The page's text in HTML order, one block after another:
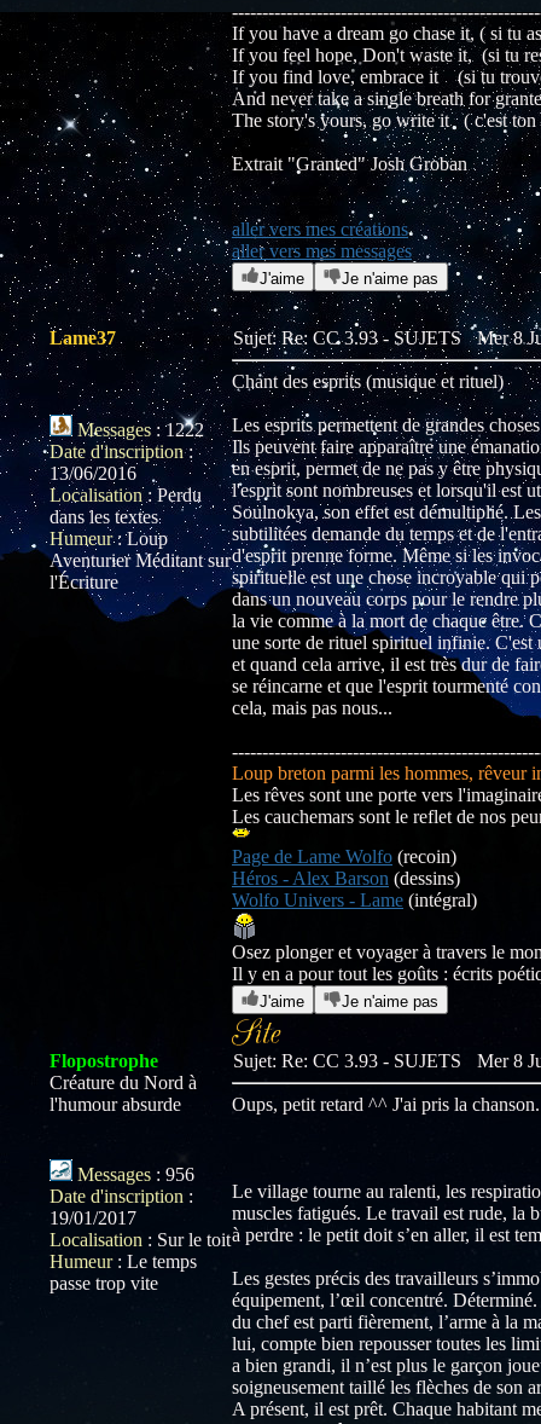
If you have a dream go chase it, ( si tu
If you feel hope, Don't waste it, (si tu
If you find love, embrace it (si tu
And never take a single breath for
The story's yours, go write it ( c'est ton
Extrait "Granted" Josh Groban
aller vers mes créations
aller vers mes messages
J'aime Je n'aime pas
Lame37
Messages : 1222
Date d'inscription:
13/06/2016
Localisation: Perdu
dans les textes
Humeur:Loup
Aventurier Méditant sur
l'Écriture
Sujet: Re: CC 3.93 - SUJETSMer 8
Chant des esprits (musique et rituel)
Les esprits permettent de grandes
Ils peuvent faire apparaître une
en esprit, permet de ne pas y être
l'esprit sont nombreuses et lorsqu'il est
Soulnokya, son effet est démultiplié.
subtilitées demande du temps et de
d'esprit prenne forme. Même si les
spirituelle est une chose incroyable qui
dans un nouveau corps pour le rendre
la vie comme à la mort de chaque être.
une sorte de rituel spirituel infinie. C'est
et quand cela arrive, il est très dur de
se réincarne et que l'esprit tourmenté
cela, mais pas nous...
Loup breton parmi les hommes, rêveur
Les rêves sont une porte vers
Les cauchemars sont le reflet de nos
Page de Lame Wolfo (recoin)
Héros - Alex Barson (dessins)
Wolfo Univers - Lame (intégral)
Osez plonger et voyager à travers le
Il y en a pour tout les goûts : écrits
J'aime Je n'aime pas
Flopostrophe
Créature du Nord à
l'humour absurde
Messages : 956
Date d'inscription :
19/01/2017
Localisation : Sur le toit
Humeur: Le temps
passe trop vite
Sujet: Re: CC 3.93 - SUJETS Mer 8
Oups, petit retard ^^ J'ai pris la chanson.
Le village tourne au ralenti, les
muscles fatigués. Le travail est rude, la
à perdre : le petit doit s’en aller, il est
Les gestes précis des travailleurs
équipement, l’œil concentré.
du chef est parti fièrement, l’arme à la
lui, compte bien repousser toutes les
a bien grandi, il n’est plus le garçon
soigneusement taillé les flèches de son
A présent, il est prêt. Chaque habitant